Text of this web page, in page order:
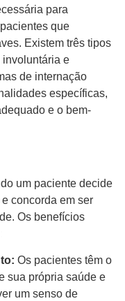
para
que
Existem três tipos
involuntária e
de internação
específicas,
e o bem-
um paciente decide
concorda em ser
Os benefícios
Os pacientes têm o
sua própria saúde e
um senso de